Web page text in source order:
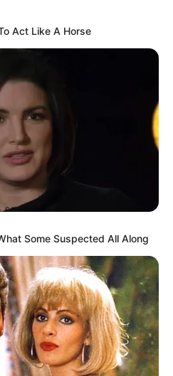
Act Like A Horse
Some Suspected All Along